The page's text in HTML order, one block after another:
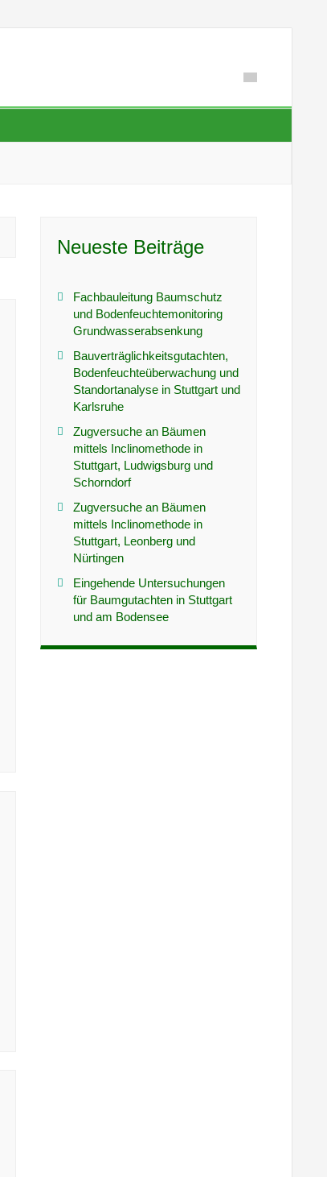
Neueste Beiträge
Fachbauleitung Baumschutz
und Bodenfeuchtemonitoring
Grundwasserabsenkung
Bauverträglichkeitsgutachten,
Bodenfeuchteüberwachung und
Standortanalyse in Stuttgart und
Karlsruhe
Zugversuche an Bäumen
mittels Inclinomethode in
Stuttgart, Ludwigsburg und
Schorndorf
Zugversuche an Bäumen
mittels Inclinomethode in
Stuttgart, Leonberg und
Nürtingen
Eingehende Untersuchungen
für Baumgutachten in Stuttgart
und am Bodensee